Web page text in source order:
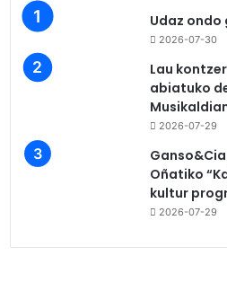
Udaz ondo
2026-07-30
Lau
abiatuko
2026-07-29
Oñatiko
kultur
2026-07-29